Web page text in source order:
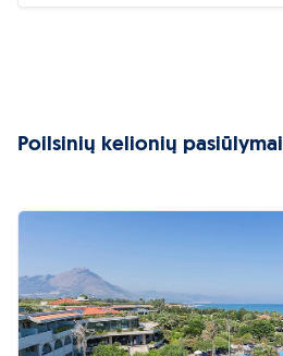
Poilsinių kelionių pasiūlymai